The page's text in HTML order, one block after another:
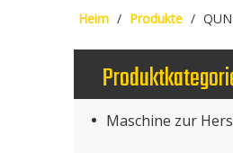
Heim / Produkte /